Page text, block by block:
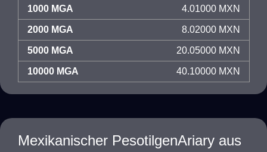
1000 MGA 4.01000 MXN
2000 MGA 8.02000 MXN
5000 MGA 20.05000 MXN
10000 MGA 40.10000 MXN
Mexikanischer PesotilgenAriary aus